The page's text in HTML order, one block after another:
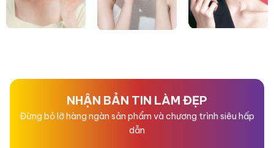
NHẬN BẢN TIN LÀM ĐẸP
Đừng bỏ lỡ hàng ngàn sản phẩm và chương trình siêu hấp
dẫn